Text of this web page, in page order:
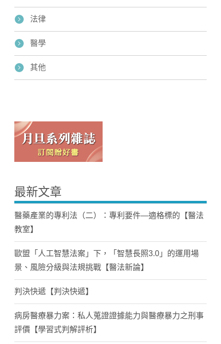
法律
醫學
其他
最新文章
醫藥產業的專利法（二）：專利要件—適格標的【醫法
教室】
歐盟「人工智慧法案」下，「智慧長照3.0」的運用場
景、風險分級與法規挑戰【醫法新論】
判決快遞【判決快遞】
病房醫療暴力案：私人蒐證證據能力與醫療暴力之刑事
評價【學習式判解評析】